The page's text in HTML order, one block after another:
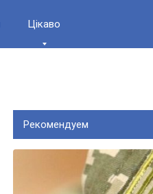
Цікаво
Рекомендуем